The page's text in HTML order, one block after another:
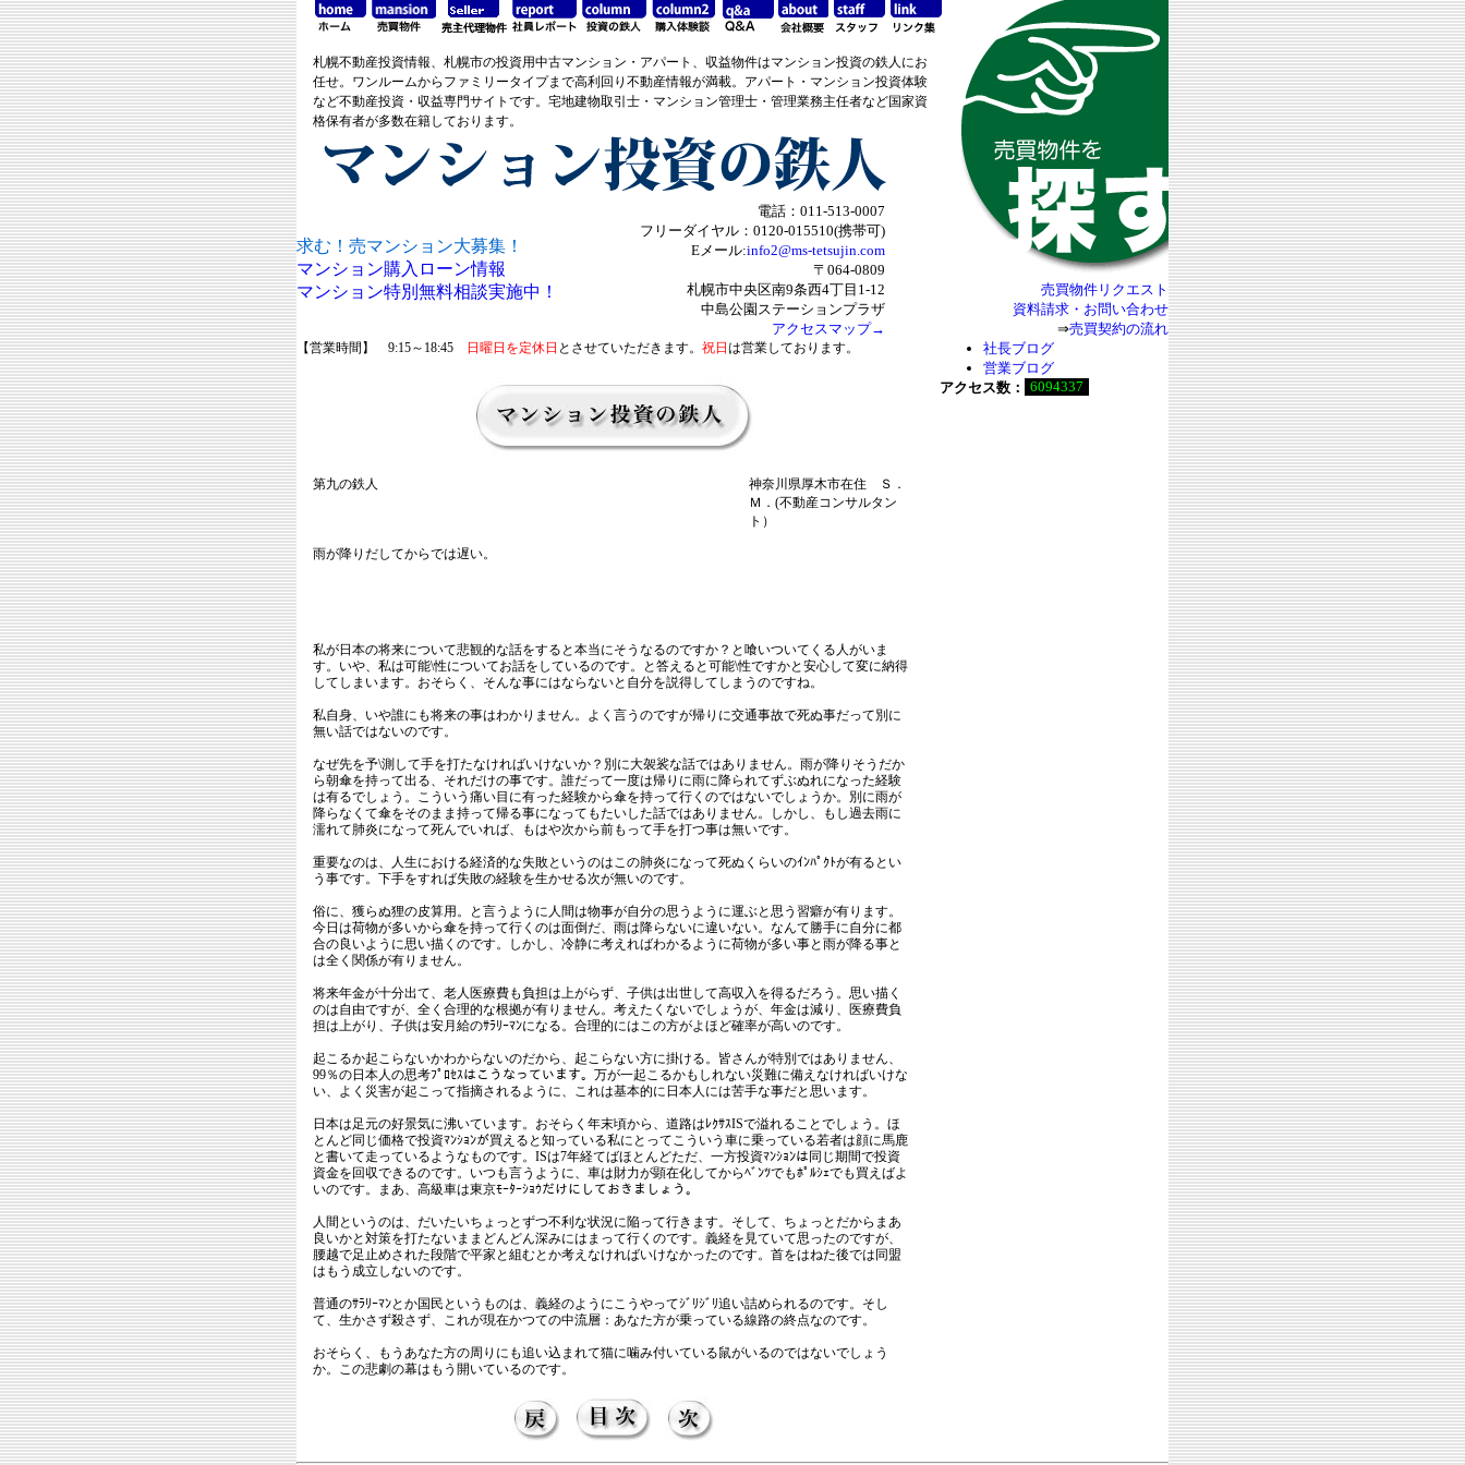
札幌不動産投資情報、札幌市の投資用中古マンション・アパート、収益物件はマンション投資の鉄人にお
任せ。ワンルームからファミリータイプまで高利回り不動産情報が満載。アパート・マンション投資体験
など不動産投資・収益専門サイトです。宅地建物取引士・マンション管理士・管理業務主任者など国家資
格保有者が多数在籍しております。
求む！売マンション大募集！
マンション購入ローン情報
マンション特別無料相談実施中！
電話：011-513-0007
フリーダイヤル：0120-015510(携帯可)
Eメール:info2@ms-tetsujin.com
〒064-0809
札幌市中央区南9条西4丁目1-12
中島公園ステーションプラザ
アクセスマップ→
【営業時間】 9:15～18:45 日曜日を定休日 とさせていただきます。 祝日 は営業しております。
第九の鉄人
神奈川県厚木市在住 Ｓ．
Ｍ．(不動産コンサルタン
ト）
雨が降りだしてからでは遅い。
私が日本の将来について悲観的な話をすると本当にそうなるのですか？と喰いついてくる人がいま
す。いや、私は可能\性についてお話をしているのです。と答えると可能\性ですかと安心して変に納得
してしまいます。おそらく、そんな事にはならないと自分を説得してしまうのですね。
私自身、いや誰にも将来の事はわかりません。よく言うのですが帰りに交通事故で死ぬ事だって別に
無い話ではないのです。
なぜ先を予\測して手を打たなければいけないか？別に大袈裟な話ではありません。雨が降りそうだか
ら朝傘を持って出る、それだけの事です。誰だって一度は帰りに雨に降られてずぶぬれになった経験
は有るでしょう。こういう痛い目に有った経験から傘を持って行くのではないでしょうか。別に雨が
降らなくて傘をそのまま持って帰る事になってもたいした話ではありません。しかし、もし過去雨に
濡れて肺炎になって死んでいれば、もはや次から前もって手を打つ事は無いです。
重要なのは、人生における経済的な失敗というのはこの肺炎になって死ぬくらいのｲﾝﾊﾟｸﾄが有るとい
う事です。下手をすれば失敗の経験を生かせる次が無いのです。
俗に、獲らぬ狸の皮算用。と言うように人間は物事が自分の思うように運ぶと思う習癖が有ります。
今日は荷物が多いから傘を持って行くのは面倒だ、雨は降らないに違いない。なんて勝手に自分に都
合の良いように思い描くのです。しかし、冷静に考えればわかるように荷物が多い事と雨が降る事と
は全く関係が有りません。
将来年金が十分出て、老人医療費も負担は上がらず、子供は出世して高収入を得るだろう。思い描く
のは自由ですが、全く合理的な根拠が有りません。考えたくないでしょうが、年金は減り、医療費負
担は上がり、子供は安月給のｻﾗﾘｰﾏﾝになる。合理的にはこの方がよほど確率が高いのです。
起こるか起こらないかわからないのだから、起こらない方に掛ける。皆さんが特別ではありません、
99％の日本人の思考ﾌﾟﾛｾｽはこうなっています。万が一起こるかもしれない災難に備えなければいけな
い、よく災害が起こって指摘されるように、これは基本的に日本人には苦手な事だと思います。
日本は足元の好景気に沸いています。おそらく年末頃から、道路はﾚｸｻｽISで溢れることでしょう。ほ
とんど同じ価格で投資ﾏﾝｼｮﾝが買えると知っている私にとってこういう車に乗っている若者は顔に馬鹿
と書いて走っているようなものです。ISは7年経てばほとんどただ、一方投資ﾏﾝｼｮﾝは同じ期間で投資
資金を回収できるのです。いつも言うように、車は財力が顕在化してからﾍﾞﾝﾂでもﾎﾟﾙｼｪでも買えばよ
いのです。まあ、高級車は東京ﾓｰﾀｰｼｮｳだけにしておきましょう。
人間というのは、だいたいちょっとずつ不利な状況に陥って行きます。そして、ちょっとだからまあ
良いかと対策を打たないままどんどん深みにはまって行くのです。義経を見ていて思ったのですが、
腰越で足止めされた段階で平家と組むとか考えなければいけなかったのです。首をはねた後では同盟
はもう成立しないのです。
普通のｻﾗﾘｰﾏﾝとか国民というものは、義経のようにこうやってｼﾞﾘｼﾞﾘ追い詰められるのです。そし
て、生かさず殺さず、これが現在かつての中流層：あなた方が乗っている線路の終点なのです。
おそらく、もうあなた方の周りにも追い込まれて猫に噛み付いている鼠がいるのではないでしょう
か。この悲劇の幕はもう開いているのです。
売買物件リクエスト
資料請求・お問い合わせ
⇒売買契約の流れ
社長ブログ
営業ブログ
アクセス数：
6094337